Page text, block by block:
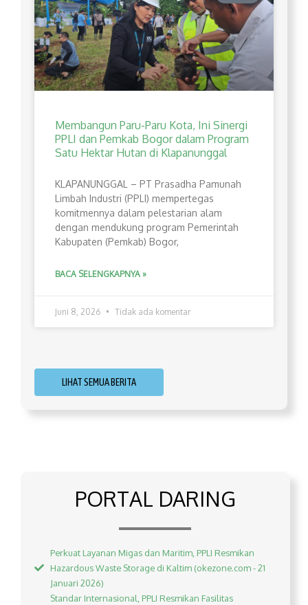
Membangun Paru-Paru Kota, Ini Sinergi
PPLI dan Pemkab Bogor dalam Program
Satu Hektar Hutan di Klapanunggal
​KLAPANUNGGAL – PT Prasadha Pamunah
Limbah Industri (PPLI) mempertegas
komitmennya dalam pelestarian alam
dengan mendukung program Pemerintah
Kabupaten (Pemkab) Bogor,
BACA SELENGKAPNYA »
Juni 8, 2026 Tidak ada komentar
LIHAT SEMUA BERITA
PORTAL DARING
Perkuat Layanan Migas dan Maritim, PPLI Resmikan
Hazardous Waste Storage di Kaltim (okezone.com - 21
Januari 2026)
Standar Internasional, PPLI Resmikan Fasilitas